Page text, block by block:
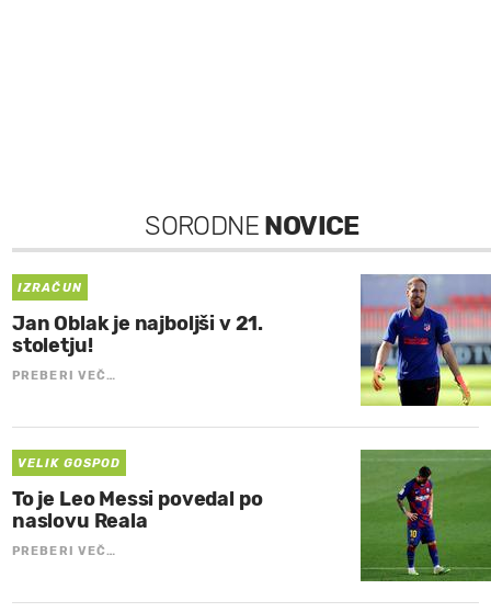
SORODNE NOVICE
IZRAČUN
Jan Oblak je najboljši v 21.
stoletju!
PREBERI VEČ…
VELIK GOSPOD
To je Leo Messi povedal po
naslovu Reala
PREBERI VEČ…